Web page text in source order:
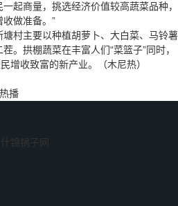
起商量，挑选经济价值较高蔬菜品种，
做准备。”
村主要以种植胡萝卜、大白菜、马铃薯
。拱棚蔬菜在丰富人们“菜篮子”同时，
增收致富的新产业。（木尼热）
播
锦锅子网